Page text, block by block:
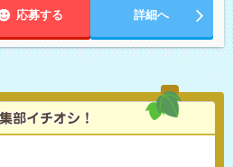
応募する 詳細へ